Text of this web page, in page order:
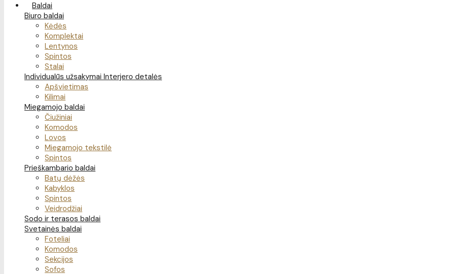
Baldai
Biuro baldai
Kėdės
Komplektai
Lentynos
Spintos
Stalai
Individualūs užsakymai Interjero detalės
Apšvietimas
Kilimai
Miegamojo baldai
Čiužiniai
Komodos
Lovos
Miegamojo tekstilė
Spintos
Prieškambario baldai
Batų dėžės
Kabyklos
Spintos
Veidrodžiai
Sodo ir terasos baldai
Svetainės baldai
Foteliai
Komodos
Sekcijos
Sofos